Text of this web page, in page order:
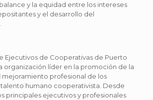
y la equidad entre los intereses
y el desarrollo del
Ejecutivos de Cooperativas de Puerto
organización líder en la promoción de la
mejoramiento profesional de los
humano cooperativista. Desde
principales ejecutivos y profesionales